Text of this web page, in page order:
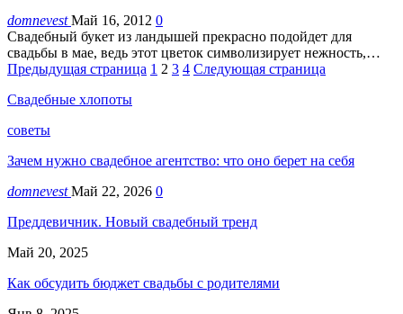
domnevestМай 16, 2012 0
Свадебный букет из ландышей прекрасно подойдет для
свадьбы в мае, ведь этот цветок символизирует нежность,…
Предыдущая страница 1 2 3 4 Следующая страница
Свадебные хлопоты
советы
Зачем нужно свадебное агентство: что оно берет на себя
domnevestМай 22, 2026 0
Преддевичник. Новый свадебный тренд
Май 20, 2025
Как обсудить бюджет свадьбы с родителями